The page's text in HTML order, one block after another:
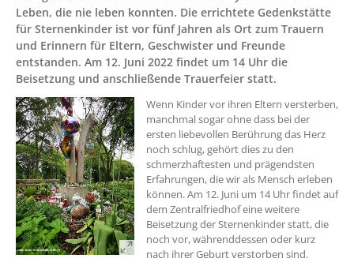
Leben, die nie leben konnten. Die errichtete Gedenkstätte
für Sternenkinder ist vor fünf Jahren als Ort zum Trauern
und Erinnern für Eltern, Geschwister und Freunde
entstanden. Am 12. Juni 2022 findet um 14 Uhr die
Beisetzung und anschließende Trauerfeier statt.
??? absaetzeOben[1]/titel ???
Wenn Kinder vor ihren Eltern versterben,
manchmal sogar ohne dass bei der
ersten liebevollen Berührung das Herz
noch schlug, gehört dies zu den
schmerzhaftesten und prägendsten
Erfahrungen, die wir als Mensch erleben
können. Am 12. Juni um 14 Uhr findet auf
dem Zentralfriedhof eine weitere
Beisetzung der Sternenkinder statt, die
noch vor, währenddessen oder kurz
nach ihrer Geburt verstorben sind.